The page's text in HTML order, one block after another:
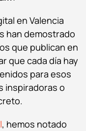
en Valencia
han demostrado
que publican en
que cada día hay
para esos
inspiradoras o
, hemos notado